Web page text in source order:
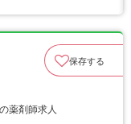
保存する
薬剤師求人